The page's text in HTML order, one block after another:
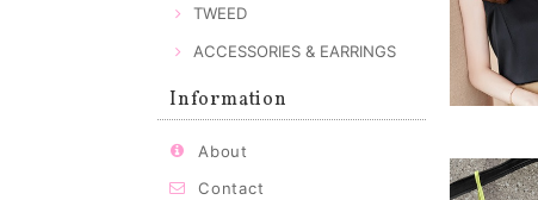
TWEED
ACCESSORIES & EARRINGS
Information
About
Contact